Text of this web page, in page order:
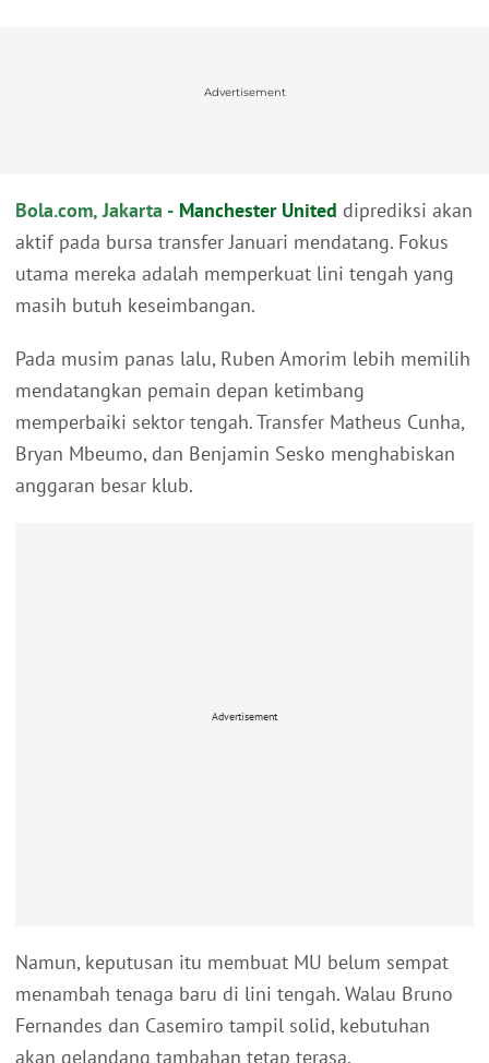
Advertisement
Bola.com, Jakarta - Manchester United diprediksi akan
aktif pada bursa transfer Januari mendatang. Fokus
utama mereka adalah memperkuat lini tengah yang
masih butuh keseimbangan.
Pada musim panas lalu, Ruben Amorim lebih memilih
mendatangkan pemain depan ketimbang
memperbaiki sektor tengah. Transfer Matheus Cunha,
Bryan Mbeumo, dan Benjamin Sesko menghabiskan
anggaran besar klub.
Advertisement
Namun, keputusan itu membuat MU belum sempat
menambah tenaga baru di lini tengah. Walau Bruno
Fernandes dan Casemiro tampil solid, kebutuhan
akan gelandang tambahan tetap terasa.